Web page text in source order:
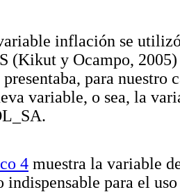
inflación se
(Kikut y Ocampo,
para nuestro
variable, o sea, la
4 muestra la variable
indispensable para el